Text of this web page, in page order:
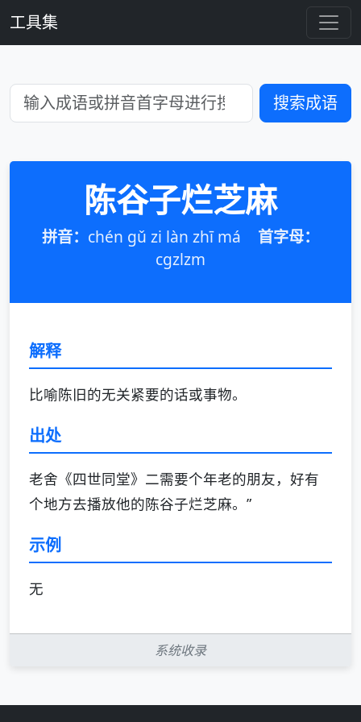
工具集
搜索成语
陈谷子烂芝麻
拼音： chén gǔ zi làn zhī má
首字母：
cgzlzm
解释
比喻陈旧的无关紧要的话或事物。
出处
老舍《四世同堂》二需要个年老的朋友，好有
个地方去播放他的陈谷子烂芝麻。”
示例
无
系统收录